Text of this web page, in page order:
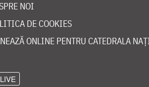
NOI
DE COOKIES
ONLINE PENTRU CATEDRALA
LIVE